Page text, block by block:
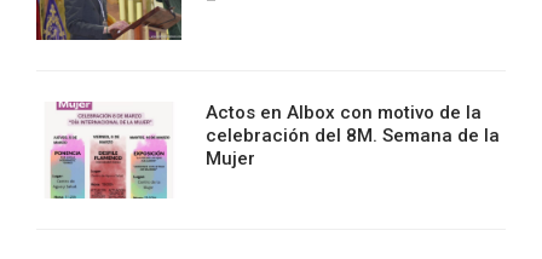
Actos en Albox con motivo de la
celebración del 8M. Semana de la
Mujer